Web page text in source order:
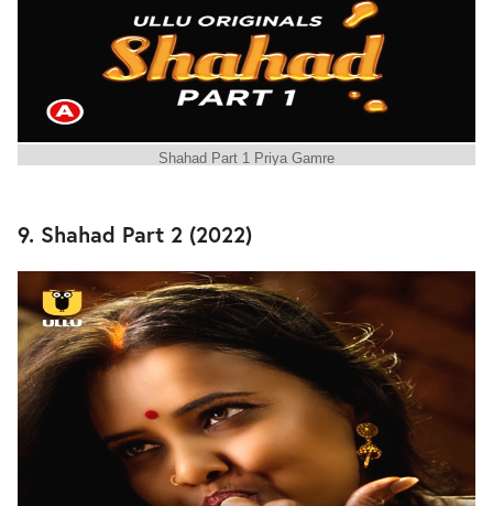
Shahad Part 1 Priya Gamre
9. Shahad Part 2 (2022)